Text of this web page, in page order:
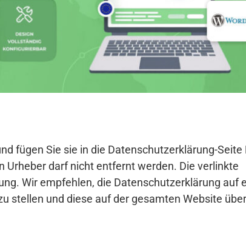
fügen Sie sie in die Datenschutzerklärung-Seite
darf nicht entfernt werden. Die verlinkte
Wir empfehlen, die Datenschutzerklärung auf
stellen und diese auf der gesamten Website